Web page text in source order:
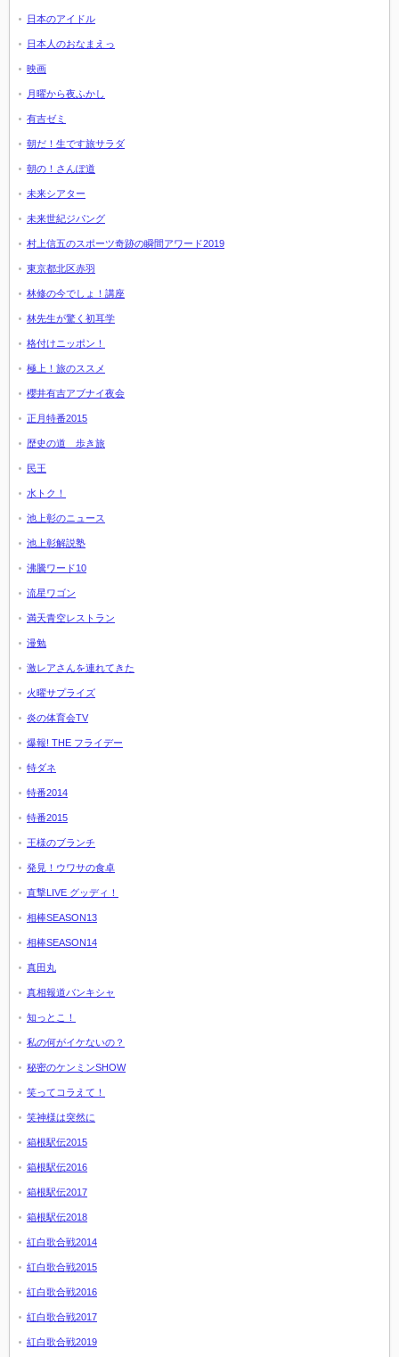
日本のアイドル
日本人のおなまえっ
映画
月曜から夜ふかし
有吉ゼミ
朝だ！生です旅サラダ
朝の！さんぽ道
未来シアター
未来世紀ジパング
村上信五のスポーツ奇跡の瞬間アワード2019
東京都北区赤羽
林修の今でしょ！講座
林先生が驚く初耳学
格付けニッポン！
極上！旅のススメ
櫻井有吉アブナイ夜会
正月特番2015
歴史の道 歩き旅
民王
水トク！
池上彰のニュース
池上彰解説塾
沸騰ワード10
流星ワゴン
満天青空レストラン
漫勉
激レアさんを連れてきた
火曜サプライズ
炎の体育会TV
爆報! THE フライデー
特ダネ
特番2014
特番2015
王様のブランチ
発見！ウワサの食卓
直撃LIVE グッディ！
相棒SEASON13
相棒SEASON14
真田丸
真相報道バンキシャ
知っとこ！
私の何がイケないの？
秘密のケンミンSHOW
笑ってコラえて！
笑神様は突然に
箱根駅伝2015
箱根駅伝2016
箱根駅伝2017
箱根駅伝2018
紅白歌合戦2014
紅白歌合戦2015
紅白歌合戦2016
紅白歌合戦2017
紅白歌合戦2019